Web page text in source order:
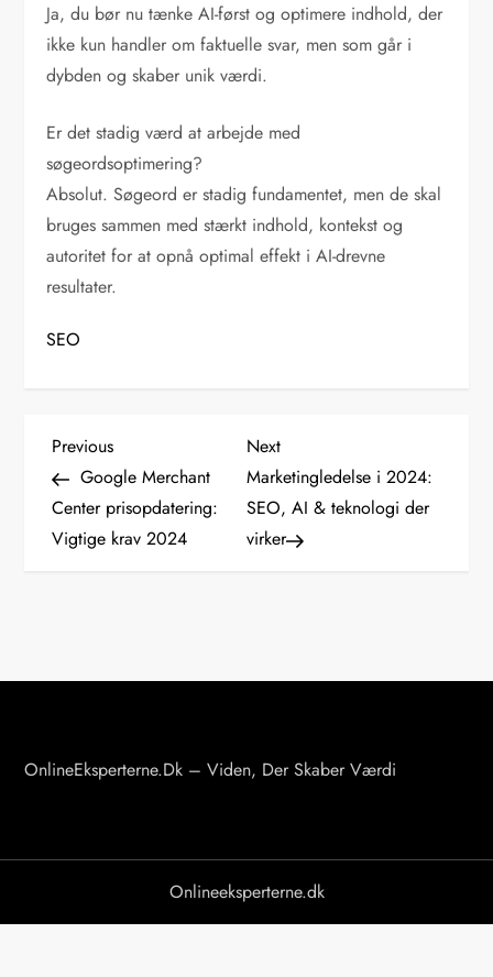
Ja, du bør nu tænke AI-først og optimere indhold, der
ikke kun handler om faktuelle svar, men som går i
dybden og skaber unik værdi.
Er det stadig værd at arbejde med
søgeordsoptimering?
Absolut. Søgeord er stadig fundamentet, men de skal
bruges sammen med stærkt indhold, kontekst og
autoritet for at opnå optimal effekt i AI-drevne
resultater.
SEO
I
n
d
g
i
Previous
Post
Previous
Google Merchant
Center prisopdatering:
Vigtige krav 2024
Next
Post
Next
Marketingledelse i 2024:
SEO, AI & teknologi der
virker
OnlineEksperterne.dk – Viden, Der Skaber Værdi
Onlineeksperterne.dk